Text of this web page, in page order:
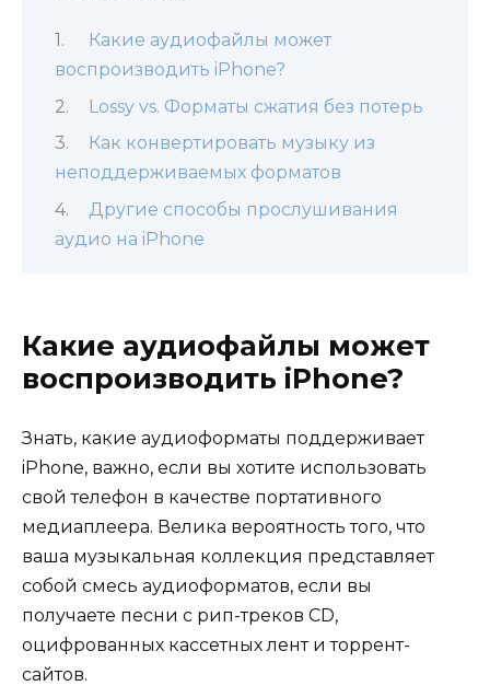
Какие аудиофайлы может
воспроизводить iPhone?
Lossy vs. Форматы сжатия без потерь
Как конвертировать музыку из
неподдерживаемых форматов
Другие способы прослушивания
аудио на iPhone
Какие аудиофайлы может
воспроизводить iPhone?
Знать, какие аудиоформаты поддерживает
iPhone, важно, если вы хотите использовать
свой телефон в качестве портативного
медиаплеера. Велика вероятность того, что
ваша музыкальная коллекция представляет
собой смесь аудиоформатов, если вы
получаете песни с рип-треков CD,
оцифрованных кассетных лент и торрент-
сайтов.